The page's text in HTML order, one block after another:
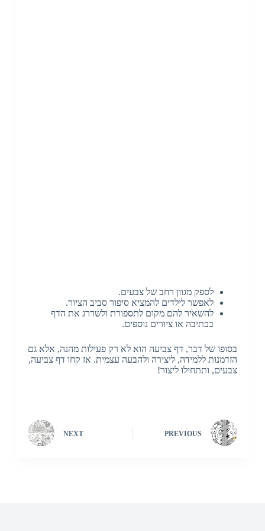
לספק מגוון רחב של צבעים.
לאפשר לילדים להמציא סיפור סביב הציור.
להשאיר להם מקום לתספורת ולשדרג את הדף
בכתיבה או ציורים נוספים.
בסופו של דבר, דף צביעה הוא לא רק פעילות מהנה, אלא גם
הזדמנות ללמידה, ליצירה ולהבעה עצמית. אז קחו דף צביעה,
צבעים, ותתחילו ליצור!
PREVIOUS
NEXT